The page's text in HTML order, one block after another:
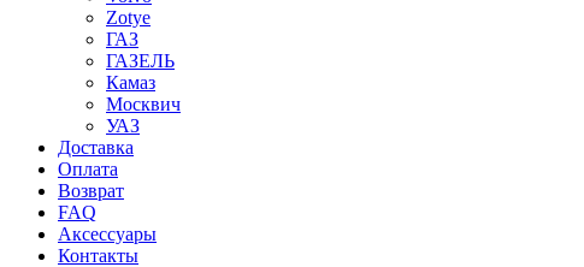
Zotye
ГАЗ
ГАЗЕЛЬ
Камаз
Москвич
УАЗ
Доставка
Оплата
Возврат
FAQ
Аксессуары
Контакты